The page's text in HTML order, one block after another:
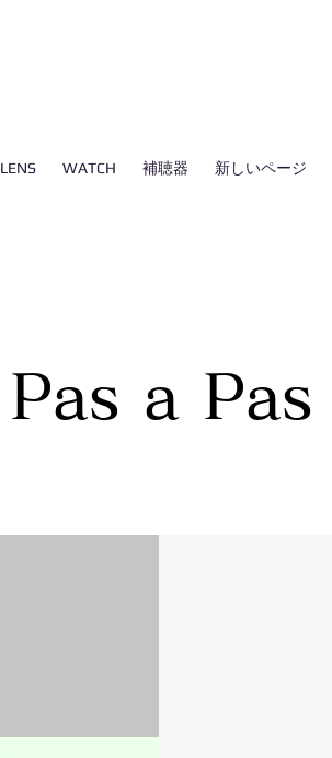
LENS WATCH 補聴器 新しいページ
​Pas a Pas